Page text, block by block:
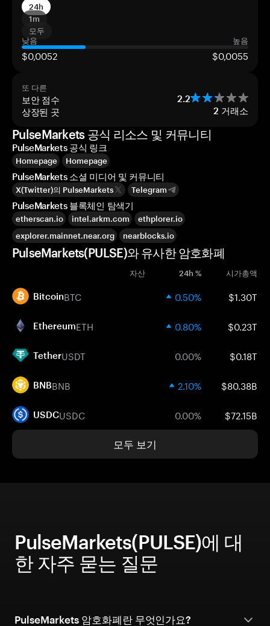
24h
1m
모두
낮음
높음
$0,0052 $0,0055
또 다른
보안 점수 2.2
상장된 곳 2 거래소
PulseMarkets 공식 리소스 및 커뮤니티
PulseMarkets 공식 링크
Homepage Homepage
PulseMarkets 소셜 미디어 및 커뮤니티
X(Twitter)의 PulseMarkets Telegram
PulseMarkets 블록체인 탐색기
etherscan.io intel.arkm.com
ethplorer.io
explorer.mainnet.near.org
nearblocks.io
PulseMarkets(PULSE)와 유사한 암호화폐
자산 24h % 시가총액
BitcoinBTC 0.50% $1.30T
EthereumETH 0.80% $0.23T
TetherUSDT 0.00% $0.18T
BNBBNB 2.10% $80.38B
USDCUSDC 0.00% $72.15B
모두 보기
PulseMarkets(PULSE)에 대
한 자주 묻는 질문
PulseMarkets 암호화폐란 무엇인가요?